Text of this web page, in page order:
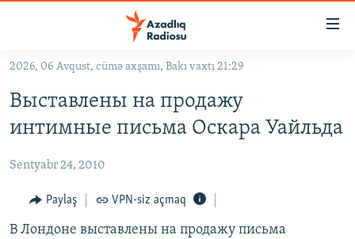
Əsas
qayıt
Əsas
qayıt
#ƏSLINDƏ
FƏRQƏ BAX
QANUNI DOĞRU
2026, 06 Avqust, cümə axşamı, Bakı vaxtı 21:29
Выставлены на продажу
интимные письма Оскара Уайльда
Sentyabr 24, 2010
Paylaş VPN-siz açmaq
В Лондоне выставлены на продажу письма